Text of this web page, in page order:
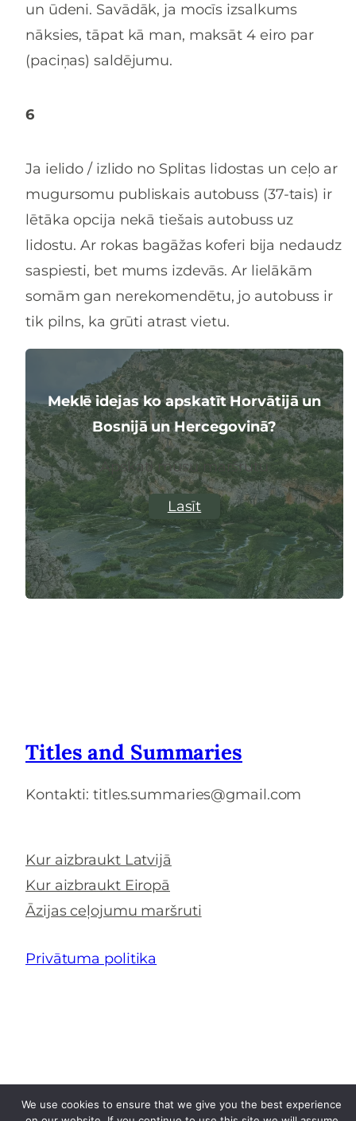
un ūdeni. Savādāk, ja mocīs izsalkums
nāksies, tāpat kā man, maksāt 4 eiro par
(paciņas) saldējumu.
6
Ja ielido / izlido no Splitas lidostas un ceļo ar
mugursomu publiskais autobuss (37-tais) ir
lētāka opcija nekā tiešais autobuss uz
lidostu. Ar rokas bagāžas koferi bija nedaudz
saspiesti, bet mums izdevās. Ar lielākām
somām gan nerekomendētu, jo autobuss ir
tik pilns, ka grūti atrast vietu.
Meklē idejas ko apskatīt Horvātijā un
Bosnijā un Hercegovinā?
Apskati mūsu maršrutu
Lasīt
Titles and Summaries
Kontakti: titles.summaries@gmail.com
Kur aizbraukt Latvijā
Kur aizbraukt Eiropā
Āzijas ceļojumu maršruti
Privātuma politika
We use cookies to ensure that we give you the best experience